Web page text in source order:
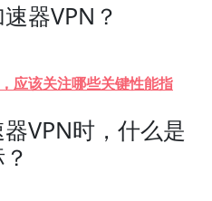
器VPN？
应该关注哪些关键性能指
VPN时，什么是